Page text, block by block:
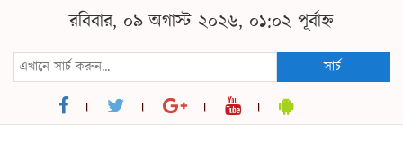
রবিবার, ০৯ অগাস্ট ২০২৬, ০১:০২ পূর্বাহ্ন
সার্চ